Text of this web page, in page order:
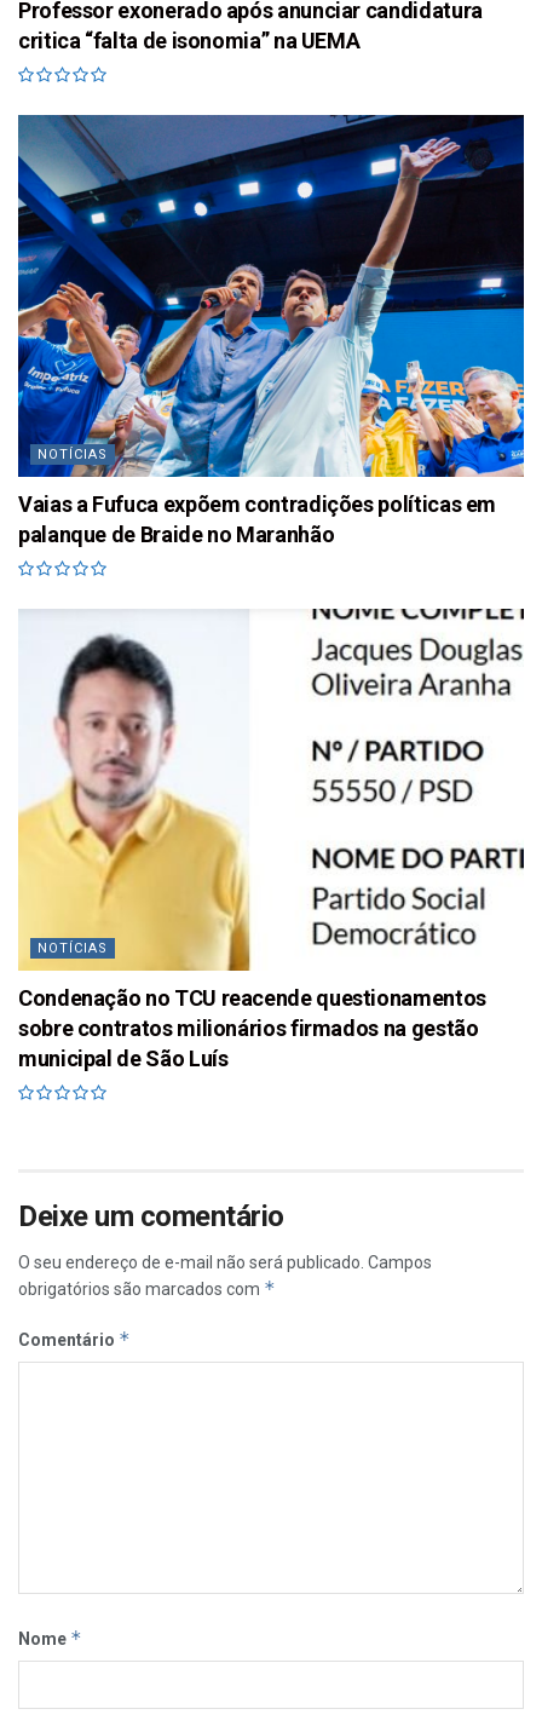
Professor exonerado após anunciar candidatura
critica “falta de isonomia” na UEMA
NOTÍCIAS
Vaias a Fufuca expõem contradições políticas em
palanque de Braide no Maranhão
NOTÍCIAS
Condenação no TCU reacende questionamentos
sobre contratos milionários firmados na gestão
municipal de São Luís
Deixe um comentário
O seu endereço de e-mail não será publicado. Campos
obrigatórios são marcados com *
Comentário *
Nome *